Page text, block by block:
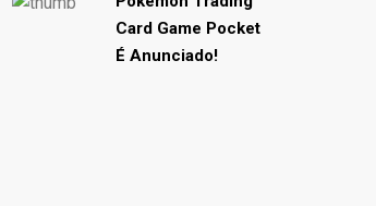
Card Game Pocket
É Anunciado!